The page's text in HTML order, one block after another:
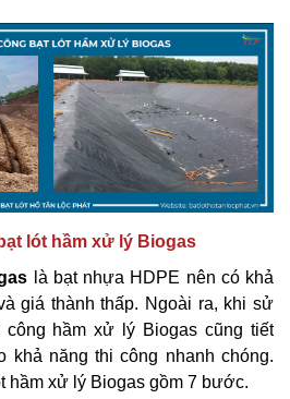
lót hầm xử lý Biogas
là bạt nhựa HDPE nên có khả
giá thành thấp. Ngoài ra, khi sử
hầm xử lý Biogas cũng tiết
khả năng thi công nhanh chóng.
hầm xử lý Biogas gồm 7 bước.